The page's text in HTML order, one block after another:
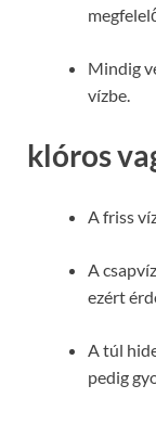
Mindig
vízbe.
klóros
A friss
A
ezért
A túl
pedig